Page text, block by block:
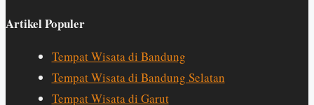
Artikel Populer
Tempat Wisata di Bandung
Tempat Wisata di Bandung Selatan
Tempat Wisata di Garut